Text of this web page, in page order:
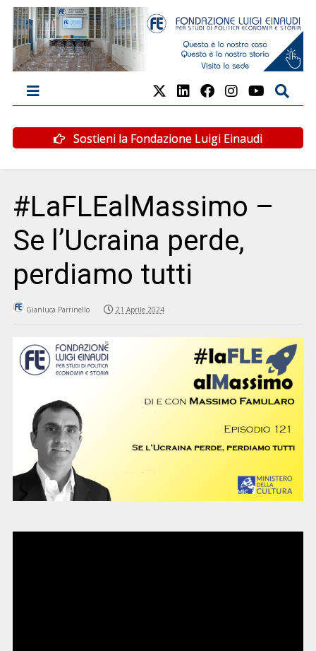
Sostieni la Fondazione Luigi Einaudi
#LaFLEalMassimo –
Se l’Ucraina perde,
perdiamo tutti
Gianluca Parrinello 21 Aprile 2024